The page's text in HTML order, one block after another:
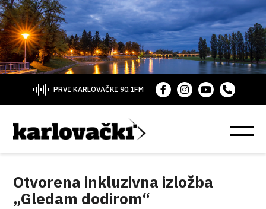
PRVI KARLOVAČKI 90.1FM
Otvorena inkluzivna izložba
„Gledam dodirom“